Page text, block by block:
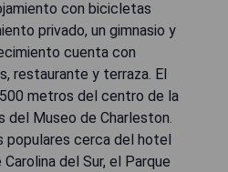
con bicicletas
privado, un gimnasio y
cuenta con
restaurante y terraza. El
metros del centro de la
del Museo de Charleston.
populares cerca del hotel
del Sur, el Parque